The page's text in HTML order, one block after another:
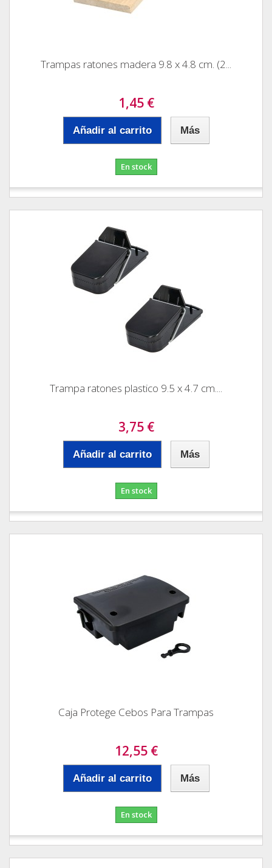
Trampas ratones madera 9.8 x 4.8 cm. (2...
1,45 €
Añadir al carrito Más
En stock
Trampa ratones plastico 9.5 x 4.7 cm....
3,75 €
Añadir al carrito Más
En stock
Caja Protege Cebos Para Trampas
12,55 €
Añadir al carrito Más
En stock